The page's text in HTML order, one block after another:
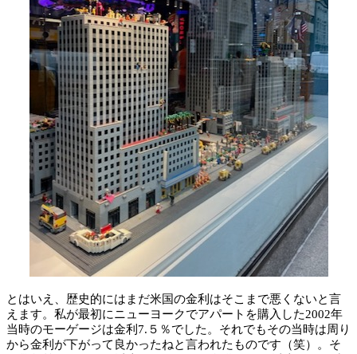
とはいえ、歴史的にはまだ米国の金利はそこまで悪くないと言
えます。私が最初にニューヨークでアパートを購入した2002年
当時のモーゲージは金利7.５％でした。それでもその当時は周り
から金利が下がって良かったねと言われたものです（笑）。そ